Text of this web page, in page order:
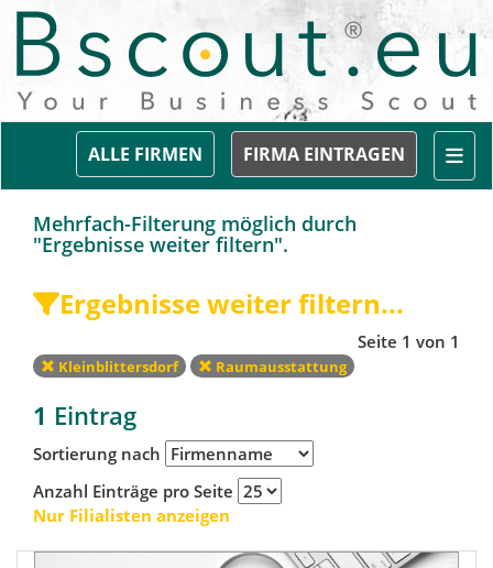
FIRMA EINTRAGEN
ALLE FIRMEN
Mehrfach-Filterung möglich durch
"Ergebnisse weiter filtern".
Ergebnisse weiter filtern...
Seite 1 von 1
Kleinblittersdorf Raumausstattung
1 Eintrag
Sortierung nach
Anzahl Einträge pro Seite
Nur Filialisten anzeigen